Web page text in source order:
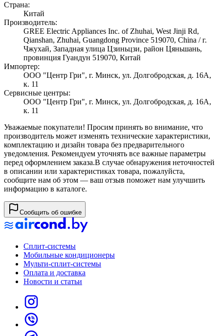
Страна:
Китай
Производитель:
GREE Electric Appliances Inc. of Zhuhai, West Jinji Rd,
Qianshan, Zhuhai, Guangdong Province 519070, China / г.
Чжухай, Западная улица Цзиньцзи, район Цяньшань,
провинция Гуандун 519070, Китай
Импортер:
ООО "Центр Гри", г. Минск, ул. Долгобродская, д. 16А,
к. 11
Сервисные центры:
ООО "Центр Гри", г. Минск, ул. Долгобродская, д. 16А,
к. 11
Уважаемые покупатели! Просим принять во внимание, что
производитель может изменять технические характеристики,
комплектацию и дизайн товара без предварительного
уведомления. Рекомендуем уточнять все важные параметры
перед оформлением заказа.В случае обнаружения неточностей
в описании или характеристиках товара, пожалуйста,
сообщите нам об этом — ваш отзыв поможет нам улучшить
информацию в каталоге.
Сообщить об ошибке
Сплит-системы
Мобильные кондиционеры
Мульти-сплит-системы
Оплата и доставка
Новости и статьи